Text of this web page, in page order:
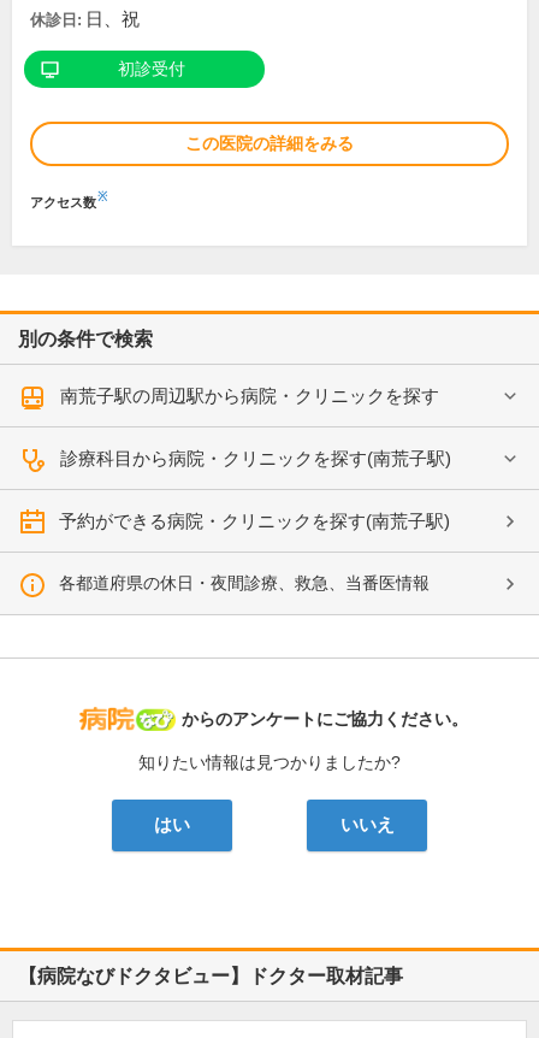
休診日: 日、祝
初診受付
この医院の詳細をみる
アクセス数※
別の条件で検索
南荒子駅の周辺駅から病院・クリニックを探す
診療科目から病院・クリニックを探す(南荒子駅)
予約ができる病院・クリニックを探す(南荒子駅)
各都道府県の休日・夜間診療、救急、当番医情報
病院なび
からのアンケートにご協力ください。
知りたい情報は見つかりましたか?
はい いいえ
【病院なびドクタビュー】ドクター取材記事